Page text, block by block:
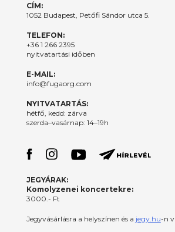
CÍM:
1052 Budapest, Petőfi Sándor utca 5.
TELEFON:
+36 1 266 2395
nyitvatartási időben
E-MAIL:
info@fugaorg.com
NYITVATARTÁS:
hétfő, kedd: zárva
szerda–vasárnap: 14–19h
JEGYÁRAK:
Komolyzenei koncertekre:
3000.- Ft
Jegyvásárlásra a helyszínen és a jegy.hu-n